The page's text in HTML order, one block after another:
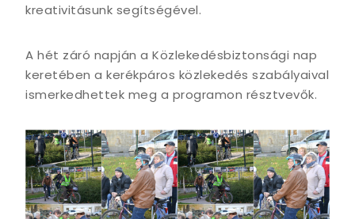
kreativitásunk segítségével.
A hét záró napján a Közlekedésbiztonsági nap
keretében a kerékpáros közlekedés szabályaival
ismerkedhettek meg a programon résztvevők.